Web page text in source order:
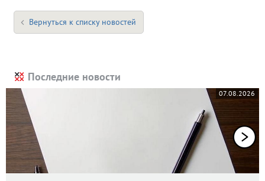
Вернуться к списку новостей
Последние новости
07.08.2026